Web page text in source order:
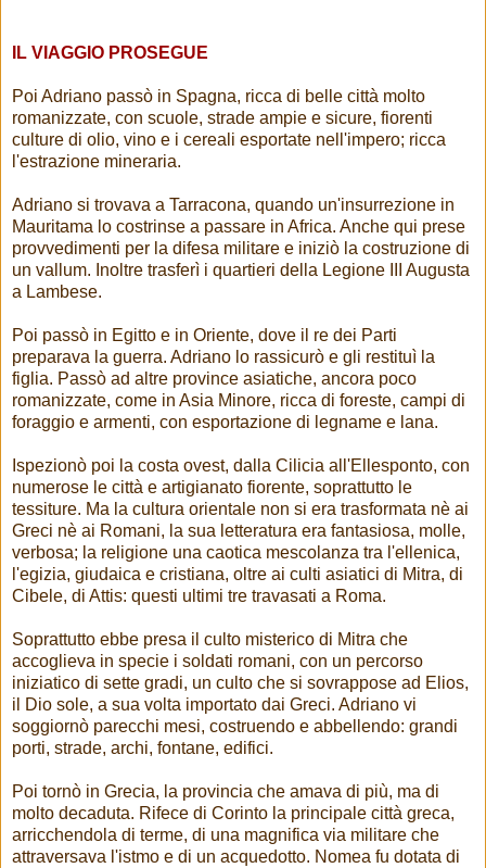
IL VIAGGIO PROSEGUE
Poi Adriano passò in Spagna, ricca di belle città molto
romanizzate, con scuole, strade ampie e sicure, fiorenti
culture di olio, vino e i cereali esportate nell'impero; ricca
l'estrazione mineraria.
Adriano si trovava a Tarracona, quando un'insurrezione in
Mauritama lo costrinse a passare in Africa. Anche qui prese
provvedimenti per la difesa militare e iniziò la costruzione di
un vallum. Inoltre trasferì i quartieri della Legione III Augusta
a Lambese.
Poi passò in Egitto e in Oriente, dove il re dei Parti
preparava la guerra. Adriano lo rassicurò e gli restituì la
figlia. Passò ad altre province asiatiche, ancora poco
romanizzate, come in Asia Minore, ricca di foreste, campi di
foraggio e armenti, con esportazione di legname e lana.
Ispezionò poi la costa ovest, dalla Cilicia all'Ellesponto, con
numerose le città e artigianato fiorente, soprattutto le
tessiture. Ma la cultura orientale non si era trasformata nè ai
Greci nè ai Romani, la sua letteratura era fantasiosa, molle,
verbosa; la religione una caotica mescolanza tra l'ellenica,
l'egizia, giudaica e cristiana, oltre ai culti asiatici di Mitra, di
Cibele, di Attis: questi ultimi tre travasati a Roma.
Soprattutto ebbe presa il culto misterico di Mitra che
accoglieva in specie i soldati romani, con un percorso
iniziatico di sette gradi, un culto che si sovrappose ad Elios,
il Dio sole, a sua volta importato dai Greci. Adriano vi
soggiornò parecchi mesi, costruendo e abbellendo: grandi
porti, strade, archi, fontane, edifici.
Poi tornò in Grecia, la provincia che amava di più, ma di
molto decaduta. Rifece di Corinto la principale città greca,
arricchendola di terme, di una magnifica via militare che
attraversava l'istmo e di un acquedotto. Nomea fu dotata di